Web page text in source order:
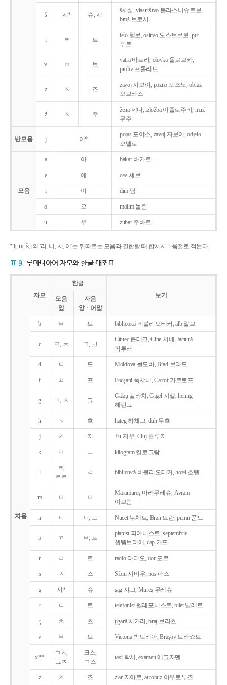
š 시* 슈, 시
šal 샬, vlasništvo 블라스니슈트보,
broš 브로시
t ㅌ 트
telo 텔로, ostrvo 오스트르보, put
푸트
v ㅂ 브
vatra 바트라, olovka 올로브카,
proliv 프롤리브
z ㅈ 즈
zavoj 자보이, pozno 포즈노, obraz
오브라즈
ž ㅈ 주
žena 제나, izložba 이즐로주바, muž
무주
반모음 j 이*
pojas 포야스, zavoj 자보이, odjelo
오델로
모음
a 아 bakar 바카르
e 에 cev 체브
i 이 dim 딤
o 오 molim 몰림
u 우 zubar 주바르
* lj, nj, š, j의 '리, 니, 시, 이'는 뒤따르는 모음과 결합할 때 합쳐서 1 음절로 적는다.
표 9 루마니아어 자모와 한글 대조표
자모
한글
보기
모음
앞
자음
앞ㆍ어말
자음
b ㅂ 브 bibliotecǎ 비블리오테커, alb 알브
c ㅋ, ㅊ ㄱ, 크
Cîntec 큰테크, Cine 치네, facturǎ
팍투러
d ㄷ 드 Moldova 몰도바, Brad 브라드
f ㅍ 프 Focşani 폭샤니, Cartof 카르토프
g ㄱ, ㅈ 그
Galaţi 갈라치, Gigel 지젤, hering
헤린그
h ㅎ 흐 haţeg 하체그, duh 두흐
j ㅈ 지 Jiu 지우, Cluj 클루지
k ㅋ ㅡ kilogram 킬로그람
l
ㄹ,
ㄹㄹ
ㄹ bibliotecǎ 비블리오테커, hotel 호텔
m ㅁ ㅁ
Maramureş 마라무레슈, Avram
아브람
n ㄴ ㄴ, 느 Nucet 누체트, Bran 브란, pumn 품느
p ㅍ ㅂ, 프
pianist 피아니스트, septembrie
셉템브리에, cap 카프
r ㄹ 르 radio 라디오, dor 도르
s ㅅ 스 Sibiu 시비우, pas 파스
ş 시* 슈 şag 샤그, Mureş 무레슈
t ㅌ 트 telefonist 텔레포니스트, bilet 빌레트
ţ ㅊ 츠 ţigarǎ 치가러, braţ 브라츠
v ㅂ 브 Victoria 빅토리아, Braşov 브라쇼브
x**
ㄱㅅ,
그ㅈ
크스,
ㄱ스
taxi 탁시, examen 에그자멘
z ㅈ 즈 ziar 지아르, autobuz 아우토부즈